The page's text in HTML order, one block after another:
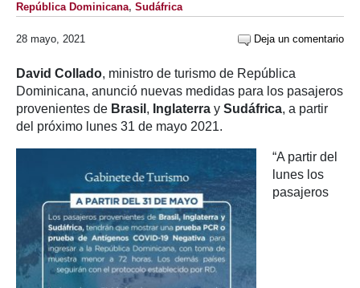
República Dominicana, Sudáfrica
28 mayo, 2021 Deja un comentario
David Collado, ministro de turismo de República
Dominicana, anunció nuevas medidas para los pasajeros
provenientes de Brasil , Inglaterra y Sudáfrica, a partir
del próximo lunes 31 de mayo 2021.
“A partir del
lunes los
pasajeros